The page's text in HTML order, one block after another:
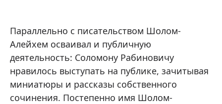
Параллельно с писательством Шолом-
Алейхем осваивал и публичную
деятельность: Соломону Рабиновичу
нравилось выступать на публике, зачитывая
миниатюры и рассказы собственного
сочинения. Постепенно имя Шолом-